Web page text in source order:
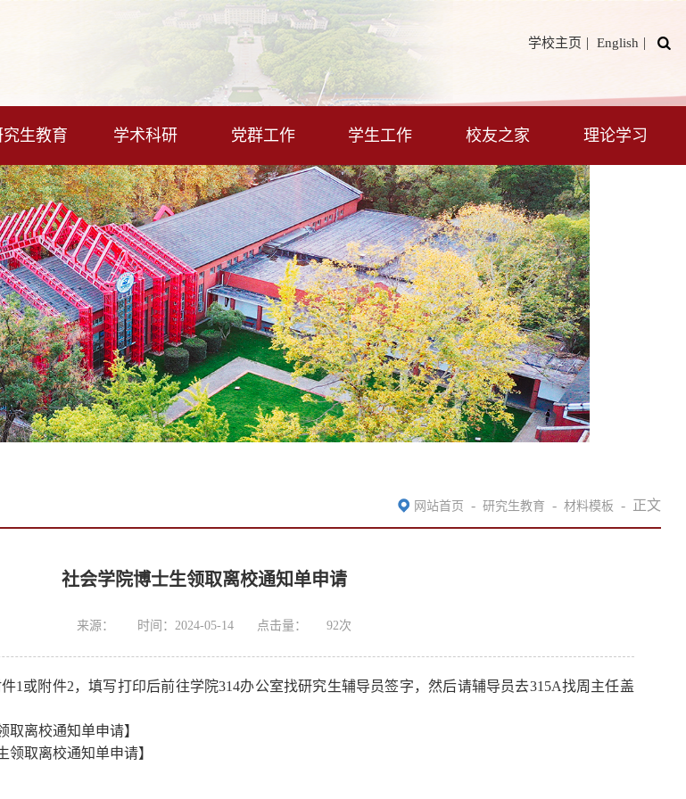
学校主页 | English |
究生教育 学术科研 党群工作 学生工作 校友之家 理论学习
网站首页 - 研究生教育 - 材料模板 - 正文
社会学院博士生领取离校通知单申请
来源： 时间：2024-05-14 点击量： 92次
1或附件2，填写打印后前往学院314办公室找研究生辅导员签字，然后请辅导员去315A找周主任盖
取离校通知单申请】
领取离校通知单申请】